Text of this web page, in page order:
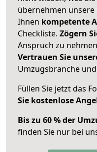
übernehmen
Ihnen kompetente
Checkliste. Zögern
Anspruch zu
Vertrauen Sie
Umzugsbranche
Füllen Sie jetzt das
Sie kostenlose
Bis zu 60 % der
finden Sie nur bei